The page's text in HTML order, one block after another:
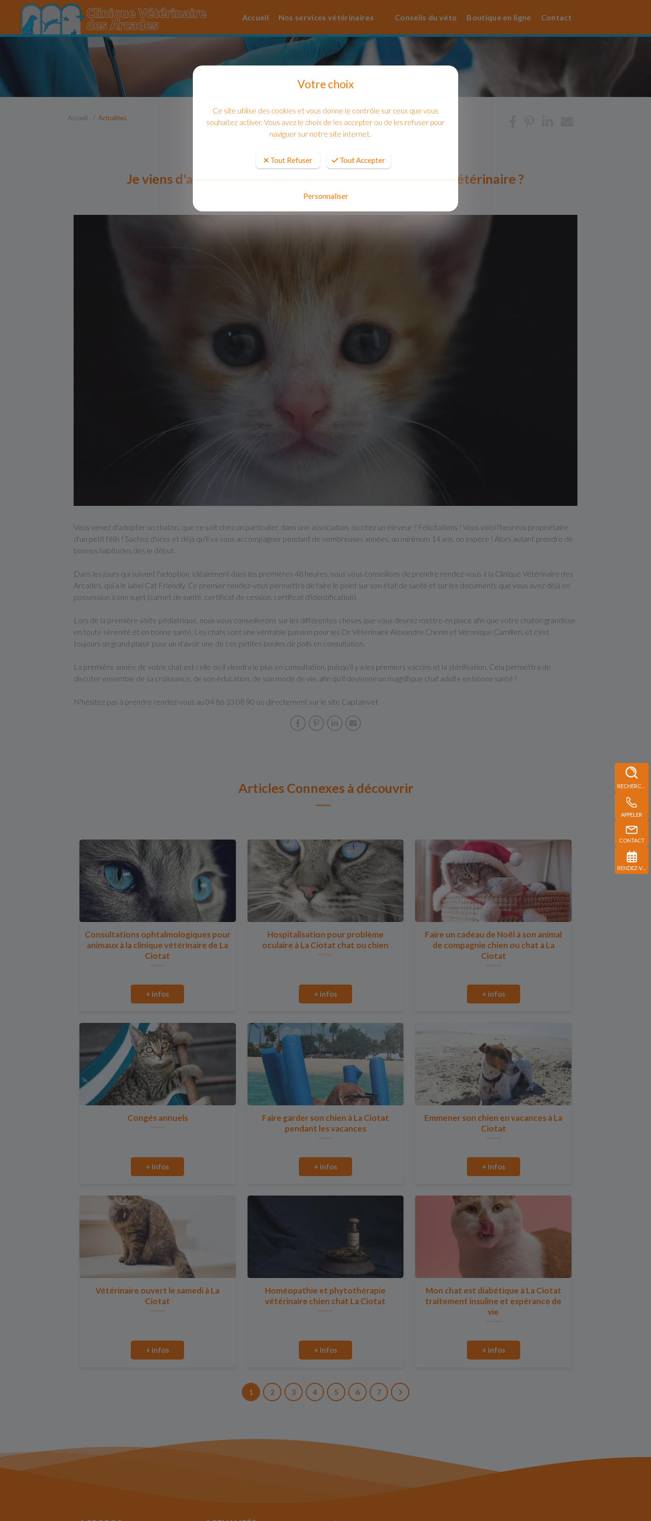
Accueil Nos services vétérinaires Conseils du véto Boutique en ligne Contact
APPELER
CONTACT
RENDEZ-VOUS
Accueil Actualites
Je viens d'adopter un chaton, dois-je l'emmener chez le vétérinaire ?
Vous venez d'adopter un chaton, que ce soit chez un particulier, dans une association, ou chez un éleveur ? Félicitations ! Vous voici l'heureux propriétaire
d'un petit félin ! Sachez d'ores et déjà qu'il va vous accompagner pendant de nombreuses années, au minimum 14 ans, on espère ! Alors autant prendre de
bonnes habitudes dès le début.
Dans les jours qui suivent l'adoption, idéalement dans les premières 48 heures, nous vous conseillons de prendre rendez-vous à la Clinique Vétérinaire des
Arcades, qui a le label Cat Friendly. Ce premier rendez-vous permettra de faire le point sur son état de santé et sur les documents que vous avez déjà en
possession à son sujet (carnet de santé, certificat de cession, certificat d'identification).
Lors de la première visite pédiatrique, nous vous conseillerons sur les différentes choses que vous devrez mettre en place afin que votre chaton grandisse
en toute sérénité et en bonne santé. Les chats sont une véritable passion pour les Dr Vétérinaire Alexandre Chenin et Véronique Camilleri, et c'est
toujours un grand plaisir pour un d'avoir une de ces petites boules de poils en consultation.
La première année de votre chat est celle où il viendra le plus en consultation, puisqu'il y a les premiers vaccins et la stérilisation. Cela permettra de
discuter ensemble de sa croissance, de son éducation, de son mode de vie, afin qu'il devienne un magnifique chat adulte en bonne santé !
N'hésitez pas à prendre rendez-vous au 04 86 33 08 90 ou directement sur le site Captainvet
Articles Connexes à découvrir
Consultations ophtalmologiques pour
animaux à la clinique vétérinaire de La
Ciotat
+ infos
Hospitalisation pour problème
oculaire à La Ciotat chat ou chien
+ infos
Faire un cadeau de Noël à son animal
de compagnie chien ou chat à La
Ciotat
+ infos
Congés annuels
+ infos
Faire garder son chien à La Ciotat
pendant les vacances
+ infos
Emmener son chien en vacances à La
Ciotat
+ infos
Vétérinaire ouvert le samedi à La
Ciotat
+ infos
Homéopathie et phytothérapie
vétérinaire chien chat La Ciotat
+ infos
Mon chat est diabétique à La Ciotat
traitement insuline et espérance de
vie
+ infos
1 2 3 4 5 6 7
Votre choix
Ce site utilise des cookies et vous donne le contrôle sur ceux que vous
souhaitez activer. Vous avez le choix de les accepter ou de les refuser pour
naviguer sur notre site internet.
Tout Refuser Tout Accepter
Personnaliser